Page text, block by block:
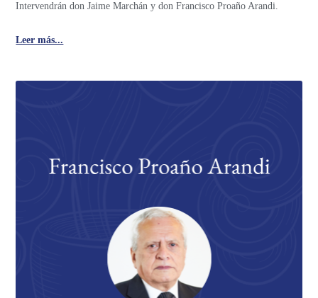
Intervendrán don Jaime Marchán y don Francisco Proaño Arandi.
Leer más...